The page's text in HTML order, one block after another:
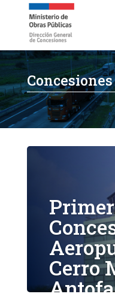
Cerro